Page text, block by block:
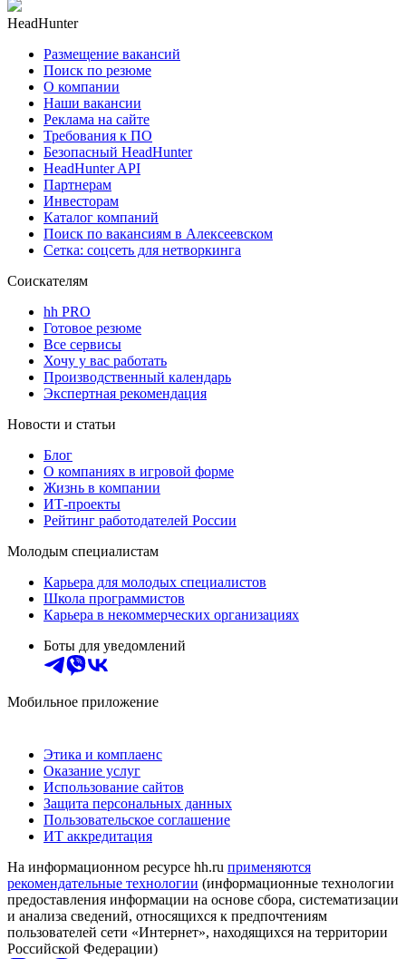
HeadHunter
Размещение вакансий
Поиск по резюме
О компании
Наши вакансии
Реклама на сайте
Требования к ПО
Безопасный HeadHunter
HeadHunter API
Партнерам
Инвесторам
Каталог компаний
Поиск по вакансиям в Алексеевском
Сетка: соцсеть для нетворкинга
Соискателям
hh PRO
Готовое резюме
Все сервисы
Хочу у вас работать
Производственный календарь
Экспертная рекомендация
Новости и статьи
Блог
О компаниях в игровой форме
Жизнь в компании
ИТ-проекты
Рейтинг работодателей России
Молодым специалистам
Карьера для молодых специалистов
Школа программистов
Карьера в некоммерческих организациях
Боты для уведомлений
Мобильное приложение
Этика и комплаенс
Оказание услуг
Использование сайтов
Защита персональных данных
Пользовательское соглашение
ИТ аккредитация
На информационном ресурсе hh.ru применяются
рекомендательные технологии (информационные технологии
предоставления информации на основе сбора, систематизации
и анализа сведений, относящихся к предпочтениям
пользователей сети «Интернет», находящихся на территории
Российской Федерации)